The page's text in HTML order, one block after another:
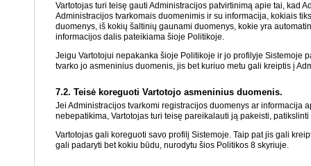
Vartotojas turi teisę gauti Administracijos patvirtinimą apie tai, kad
Administracijos tvarkomais duomenimis ir su informacija, kokiais
duomenys, iš kokių šaltinių gaunami duomenys, kokie yra
informacijos dalis pateikiama šioje Politikoje.
Jeigu Vartotojui nepakanka šioje Politikoje ir jo profilyje Sistemoje
tvarko jo asmeninius duomenis, jis bet kuriuo metu gali kreiptis į
7.2. Teisė koreguoti Vartotojo asmeninius duomenis.
Jei Administracijos tvarkomi registracijos duomenys ar informacija
nebepatikima, Vartotojas turi teisę pareikalauti ją pakeisti,
Vartotojas gali koreguoti savo profilį Sistemoje. Taip pat jis gali
gali padaryti bet kokiu būdu, nurodytu šios Politikos 8 skyriuje.